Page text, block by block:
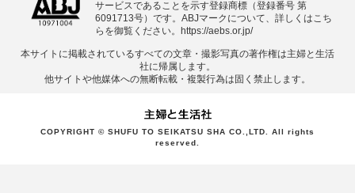
サービスであることを示す登録商標（登録番号 第
6091713号）です。ABJマークについて、詳しくはこち
らを御覧ください。
https://aebs.or.jp/
本サイトに掲載されているすべての⽂章・撮影写真の著作権は主婦と⽣活
社に帰属します。
他サイトや他媒体への無断転載・複製⾏為は固く禁⽌します。
COPYRIGHT © SHUFU TO SEIKATSU SHA CO.,LTD. All rights
reserved.